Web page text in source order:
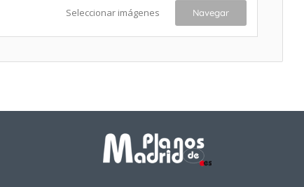
Seleccionar imágenes Navegar